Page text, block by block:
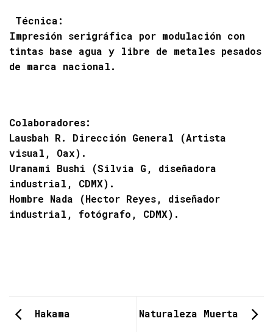
Técnica:
Impresión serigráfica por modulación con
tintas base agua y libre de metales pesados
de marca nacional.
Colaboradores:
Lausbah R. Dirección General (Artista
visual, Oax).
Uranami Bushi (Silvia G, diseñadora
industrial, CDMX).
Hombre Nada (Hector Reyes, diseñador
industrial, fotógrafo, CDMX).
Hakama Naturaleza Muerta